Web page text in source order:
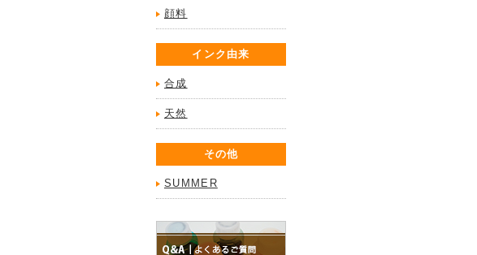
顔料
インク由来
合成
天然
その他
SUMMER